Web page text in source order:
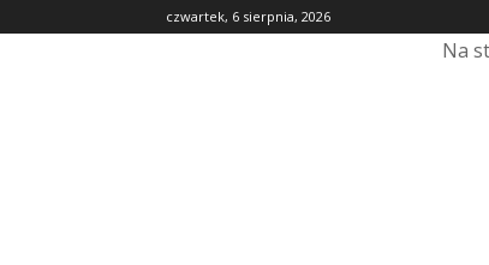
czwartek, 6 sierpnia, 2026
Na